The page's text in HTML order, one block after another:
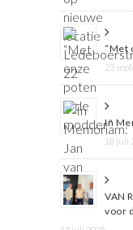
“Met
23
In
18 juli
VAN
voor